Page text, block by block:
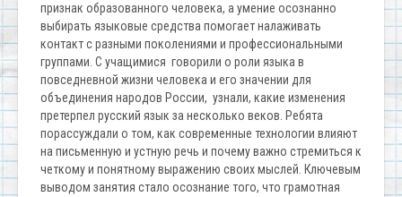
признак образованного человека, а умение осознанно
выбирать языковые средства помогает налаживать
контакт с разными поколениями и профессиональными
группами. С учащимися говорили о роли языка в
повседневной жизни человека и его значении для
объединения народов России, узнали, какие изменения
претерпел русский язык за несколько веков. Ребята
порассуждали о том, как современные технологии влияют
на письменную и устную речь и почему важно стремиться к
четкому и понятному выражению своих мыслей. Ключевым
выводом занятия стало осознание того, что грамотная